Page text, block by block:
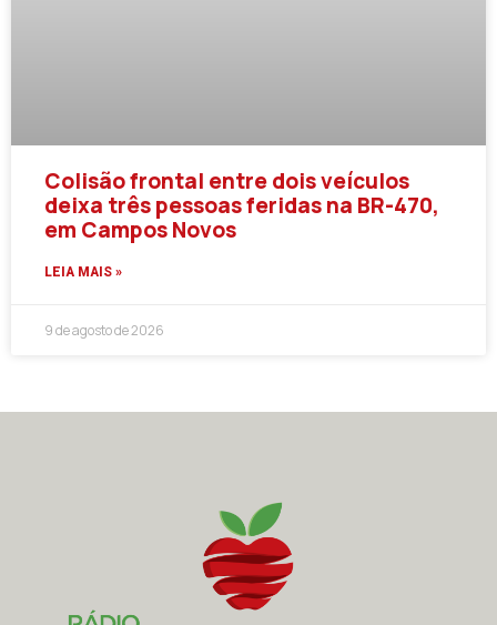
Colisão frontal entre dois veículos
deixa três pessoas feridas na BR-470,
em Campos Novos
LEIA MAIS »
9 de agosto de 2026